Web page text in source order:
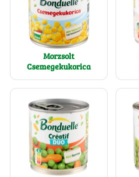
Morzsolt
Csemegekukorica